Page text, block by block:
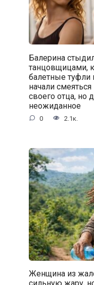
Балерина
танцовщицами,
балетные туфли
начали
своего отца, но
неожиданное
0 2.1к.
Женщина из